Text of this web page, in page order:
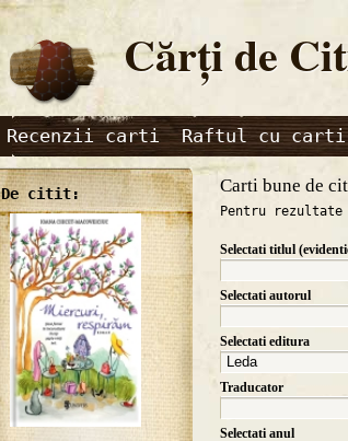
Cărţi de
Recenzii carti Raftul cu carti
De citit: Carti bune de
Pentru
Selectati titlul
Selectati autorul
Selectati editura
Traducator
Selectati anul